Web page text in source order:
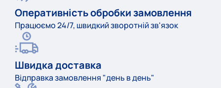
Оперативність обробки замовлення
Працюємо 24/7, швидкий зворотній зв'язок
Швидка доставка
Відправка замовлення "день в день"